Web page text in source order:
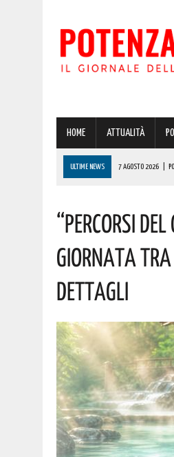
HOME ATTUALITÀ
ULTIME NEWS 7 AGOSTO 2026
A CARBONE SPICCA
7 AGOSTO 2026 | DALLA REGIONE VIA
7 AGOSTO 2026 BENZINA
“Percorsi
Giornata Tra
Dettagli